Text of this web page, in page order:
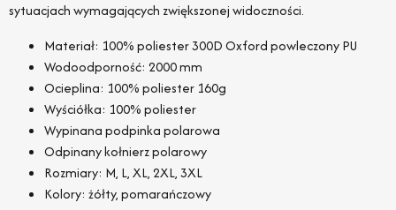
sytuacjach wymagających zwiększonej widoczności.
Materiał: 100% poliester 300D Oxford powleczony PU
Wodoodporność: 2000 mm
Ocieplina: 100% poliester 160g
Wyściółka: 100% poliester
Wypinana podpinka polarowa
Odpinany kołnierz polarowy
Rozmiary: M, L, XL, 2XL, 3XL
Kolory: żółty, pomarańczowy